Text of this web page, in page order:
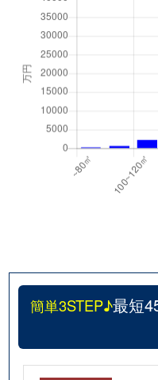
簡単3STEP♪最短